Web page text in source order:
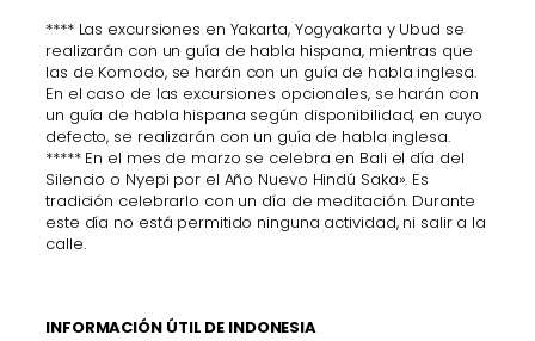
**** Las excursiones en Yakarta, Yogyakarta y Ubud se
realizarán con un guía de habla hispana, mientras que
las de Komodo, se harán con un guía de habla inglesa.
En el caso de las excursiones opcionales, se harán con
un guía de habla hispana según disponibilidad, en cuyo
defecto, se realizarán con un guía de habla inglesa.
***** En el mes de marzo se celebra en Bali el día del
Silencio o Nyepi por el Año Nuevo Hindú Saka». Es
tradición celebrarlo con un día de meditación. Durante
este día no está permitido ninguna actividad, ni salir a la
calle.
INFORMACIÓN ÚTIL DE INDONESIA